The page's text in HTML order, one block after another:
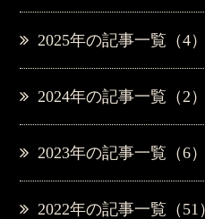
2025年の記事一覧（4）
2024年の記事一覧（2）
2023年の記事一覧（6）
2022年の記事一覧（51）